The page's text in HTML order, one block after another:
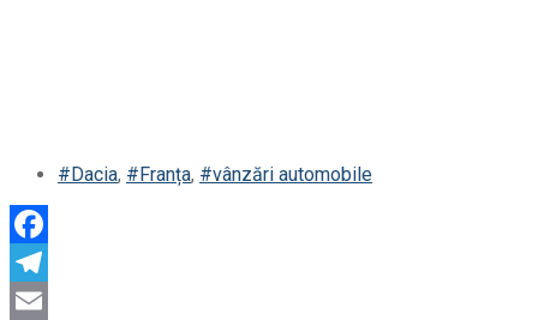
#Dacia, #Franța, #vânzări automobile